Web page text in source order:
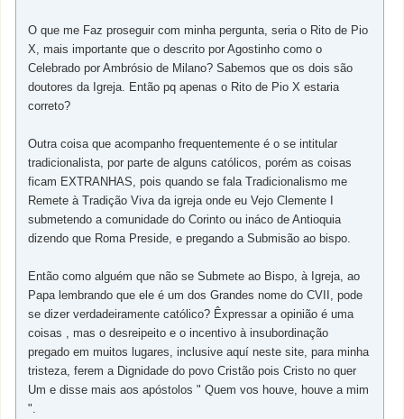
O que me Faz proseguir com minha pergunta, seria o Rito de Pio
X, mais importante que o descrito por Agostinho como o
Celebrado por Ambrósio de Milano? Sabemos que os dois são
doutores da Igreja. Então pq apenas o Rito de Pio X estaria
correto?
Outra coisa que acompanho frequentemente é o se intitular
tradicionalista, por parte de alguns católicos, porém as coisas
ficam EXTRANHAS, pois quando se fala Tradicionalismo me
Remete à Tradição Viva da igreja onde eu Vejo Clemente I
submetendo a comunidade do Corinto ou ináco de Antioquia
dizendo que Roma Preside, e pregando a Submisão ao bispo.
Então como alguém que não se Submete ao Bispo, à Igreja, ao
Papa lembrando que ele é um dos Grandes nome do CVII, pode
se dizer verdadeiramente católico? Êxpressar a opinião é uma
coisas , mas o desreipeito e o incentivo à insubordinação
pregado em muitos lugares, inclusive aquí neste site, para minha
tristeza, ferem a Dignidade do povo Cristão pois Cristo no quer
Um e disse mais aos apóstolos " Quem vos houve, houve a mim
".